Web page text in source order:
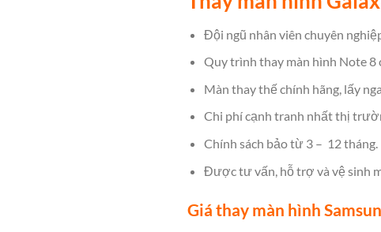
Đội ngũ nhân viên chuyên
Quy trình thay màn hình Note 8
Màn thay thế chính hãng, lấy
Chi phí cạnh tranh nhất thị
Chính sách bảo từ 3 – 12 tháng.
Được tư vấn, hỗ trợ và vệ sinh
Giá thay màn hình